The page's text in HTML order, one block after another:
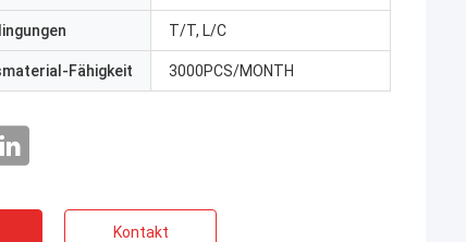
T/T, L/C
Fähigkeit 3000PCS/MONTH
Kontakt